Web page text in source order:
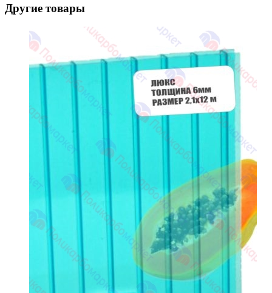
Другие товары